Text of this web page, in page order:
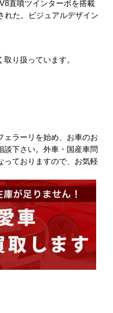
直噴ツインターボを搭載
れた。ビジュアルデザイン
り扱っています。
ェラーリを始め、お車のお
談下さい。外車・国産車問
っておりますので、お気軽